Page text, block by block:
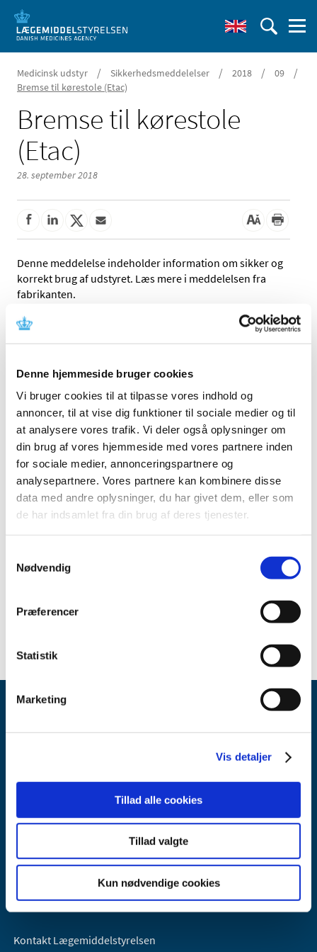
Denne hjemmeside bruger cookies
Vi bruger cookies til at tilpasse vores indhold og
annoncer, til at vise dig funktioner til sociale medier og til
at analysere vores trafik. Vi deler også oplysninger om
din brug af vores hjemmeside med vores partnere inden
for sociale medier, annonceringspartnere og
analysepartnere. Vores partnere kan kombinere disse
data med andre oplysninger, du har givet dem, eller som
de har indsamlet fra din brug af deres tjenester.
Nødvendig
Præferencer
Statistik
Marketing
Vis detaljer
Tillad alle cookies
Tillad valgte
Kun nødvendige cookies
Medicinsk udstyr / Sikkerhedsmeddelelser / 2018 / 09 /
Bremse til kørestole (Etac)
Bremse til kørestole
(Etac)
28. september 2018
Denne meddelelse indeholder information om sikker og
korrekt brug af udstyret. Læs mere i meddelelsen fra
fabrikanten.
Referencer
Fabrikant: Etac Supply Center AB
Fabrikantens referencenummer: BR769
Lægemiddelstyrelsens sagsnummer:
2018093951
Emner
Medicinsk udstyr
Sikkerhedsmeddelelse om Bremse til kørestole (Etac)
(pdf -
Lægemiddelstyrelsen
2300 København S
Lægemiddelstyrelsen er en del af
Sundheds- og Kirkeministeriet.
Kontakt Lægemiddelstyrelsen